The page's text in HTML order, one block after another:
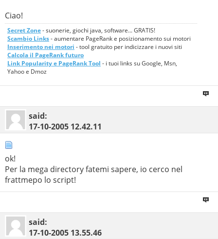
Ciao!
Secret Zone- suonerie, giochi java, software... GRATIS!
Scambio Links- aumentare PageRank e posizionamento sui motori
Inserimento nei motori - tool gratuito per indicizzare i nuovi siti
Calcola il PageRank futuro
Link Popularity e PageRank Tool - i tuoi links su Google, Msn,
Yahoo e Dmoz
said:
17-10-2005 12.42.11
ok!
Per la mega directory fatemi sapere, io cerco nel
frattmepo lo script!
said:
17-10-2005 13.55.46